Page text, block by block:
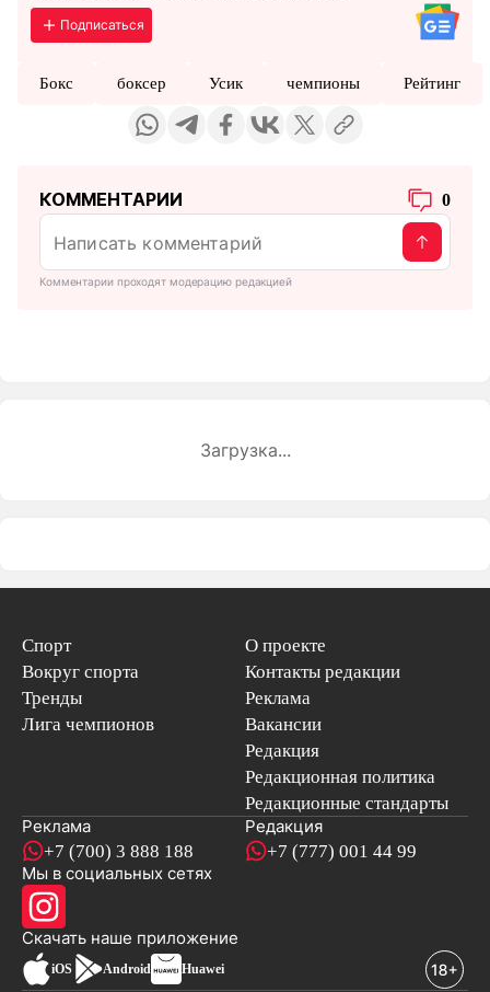
Подписаться
Бокс боксер Усик чемпионы Рейтинг
КОММЕНТАРИИ 0
Комментарии проходят модерацию редакцией
Загрузка...
Спорт
Вокруг спорта
Тренды
Лига чемпионов
О проекте
Контакты редакции
Реклама
Вакансии
Редакция
Редакционная политика
Редакционные стандарты
Реклама
+7 (700) 3 888 188
Редакция
+7 (777) 001 44 99
Мы в социальных сетях
Скачать наше приложениеновостей
iOS Android Huawei